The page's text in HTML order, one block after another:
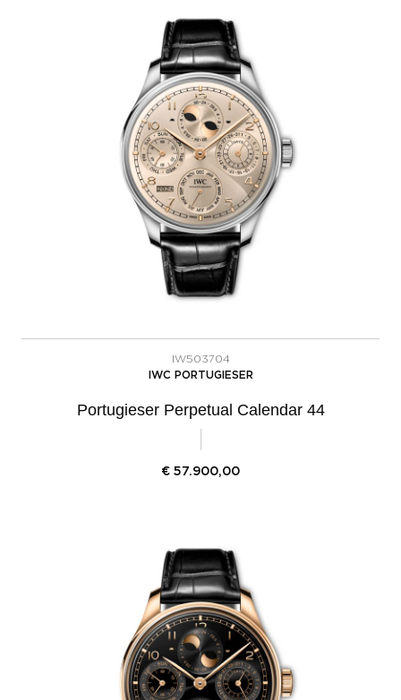
IW503704
IWC PORTUGIESER
Portugieser Perpetual Calendar 44
€ 57.900,00